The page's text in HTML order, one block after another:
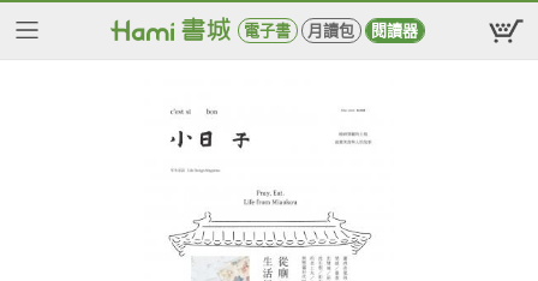
電子書 月讀包 閱讀器